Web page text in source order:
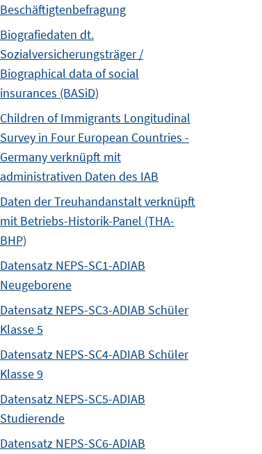
Beschäftigtenbefragung
Biografiedaten dt.
Sozialversicherungsträger /
Biographical data of social
insurances (BASiD)
Children of Immigrants Longitudinal
Survey in Four European Countries -
Germany verknüpft mit
administrativen Daten des IAB
Daten der Treuhandanstalt verknüpft
mit Betriebs-Historik-Panel (THA-
BHP)
Datensatz NEPS-SC1-ADIAB
Neugeborene
Datensatz NEPS-SC3-ADIAB Schüler
Klasse 5
Datensatz NEPS-SC4-ADIAB Schüler
Klasse 9
Datensatz NEPS-SC5-ADIAB
Studierende
Datensatz NEPS-SC6-ADIAB